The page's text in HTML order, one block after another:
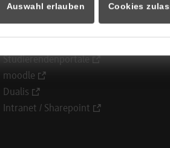
Auswahl erlauben Cookies
Portale
Studierendenportale
moodle
Dualis
Intranet / Sharepoint